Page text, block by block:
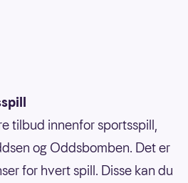
tilbud innenfor sportsspill,
og Oddsbomben. Det er
for hvert spill. Disse kan du